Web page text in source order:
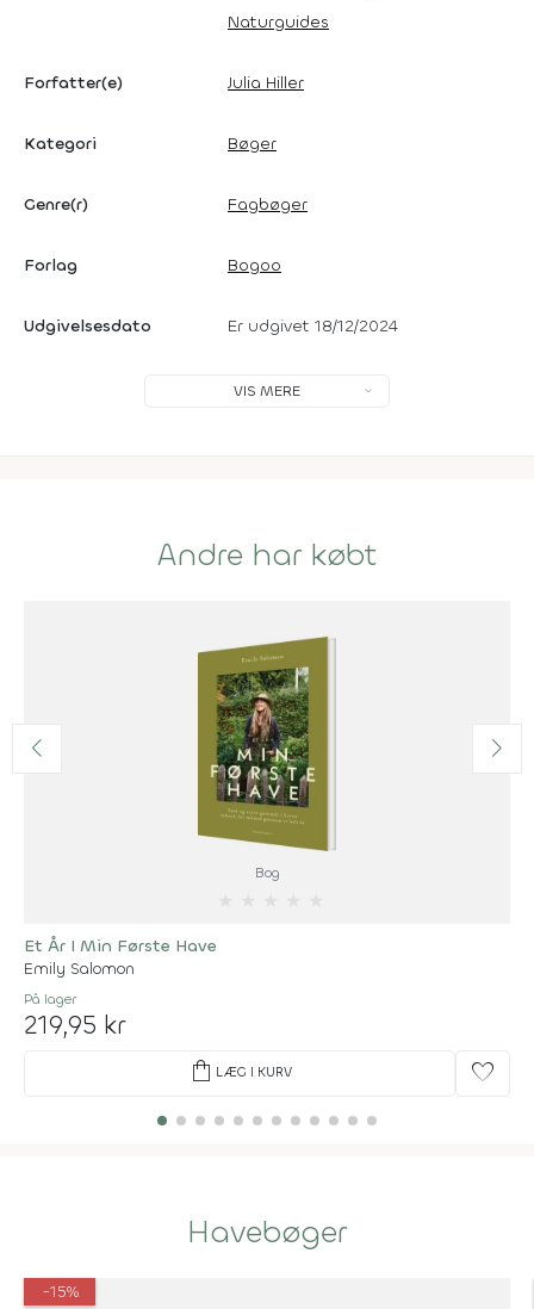
Naturguides
Forfatter(e) Julia Hiller
Kategori Bøger
Genre(r) Fagbøger
Forlag Bogoo
Udgivelsesdato Er udgivet 18/12/2024
VIS MERE
Andre har købt
Bog
Et År I Min Første Have
Emily Salomon
På lager
219,95 kr
shopping_bag LÆG I KURV favorite
Havebøger
-15%